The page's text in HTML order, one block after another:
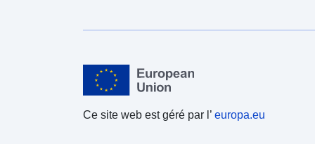
Ce site web est géré par l’ europa.eu